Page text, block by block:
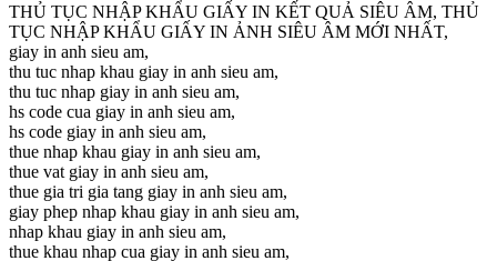
THỦ TỤC NHẬP KHẨU GIẤY IN KẾT QUẢ SIÊU ÂM, THỦ
TỤC NHẬP KHẨU GIẤY IN ẢNH SIÊU ÂM MỚI NHẤT,
giay in anh sieu am,
thu tuc nhap khau giay in anh sieu am,
thu tuc nhap giay in anh sieu am,
hs code cua giay in anh sieu am,
hs code giay in anh sieu am,
thue nhap khau giay in anh sieu am,
thue vat giay in anh sieu am,
thue gia tri gia tang giay in anh sieu am,
giay phep nhap khau giay in anh sieu am,
nhap khau giay in anh sieu am,
thue khau nhap cua giay in anh sieu am,